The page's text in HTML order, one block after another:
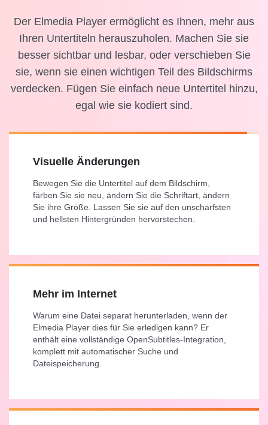
Der Elmedia Player ermöglicht es Ihnen, mehr aus
Ihren Untertiteln herauszuholen. Machen Sie sie
besser sichtbar und lesbar, oder verschieben Sie
sie, wenn sie einen wichtigen Teil des Bildschirms
verdecken. Fügen Sie einfach neue Untertitel hinzu,
egal wie sie kodiert sind.
Visuelle Änderungen
Bewegen Sie die Untertitel auf dem Bildschirm,
färben Sie sie neu, ändern Sie die Schriftart, ändern
Sie ihre Größe. Lassen Sie sie auf den unschärfsten
und hellsten Hintergründen hervorstechen.
Mehr im Internet
Warum eine Datei separat herunterladen, wenn der
Elmedia Player dies für Sie erledigen kann? Er
enthält eine vollständige OpenSubtitles-Integration,
komplett mit automatischer Suche und
Dateispeicherung.